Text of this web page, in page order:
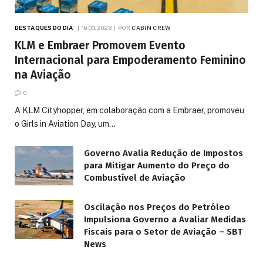
DESTAQUES DO DIA 19.03.2026 POR CABIN CREW
KLM e Embraer Promovem Evento
Internacional para Empoderamento Feminino
na Aviação
0
A KLM Cityhopper, em colaboração com a Embraer, promoveu
o Girls in Aviation Day, um…
Governo Avalia Redução de Impostos
para Mitigar Aumento do Preço do
Combustível de Aviação
Oscilação nos Preços do Petróleo
Impulsiona Governo a Avaliar Medidas
Fiscais para o Setor de Aviação – SBT
News